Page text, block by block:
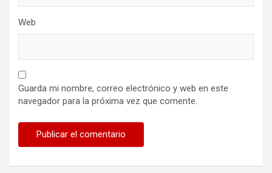
Web
Guarda mi nombre, correo electrónico y web en este
navegador para la próxima vez que comente.